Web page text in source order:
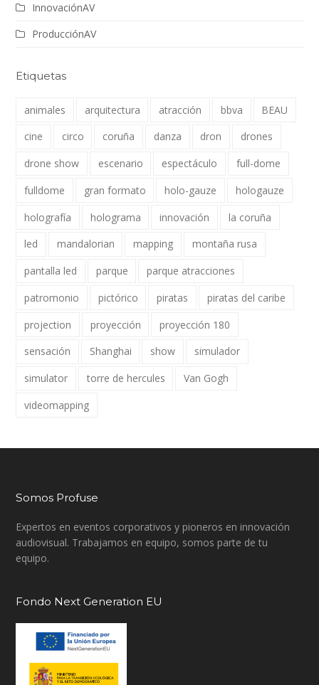
InnovaciónAV
ProducciónAV
Etiquetas
animales arquitectura atracción bbva
BEAU
cine
circo coruña danza dron
drones
drone show
escenario espectáculo
full-dome
fulldome
gran formato holo-gauze
hologauze
holografía
holograma innovación
la coruña
led
mandalorian mapping
montaña rusa
pantalla led
parque
parque atracciones
patromonio
pictórico piratas
piratas del caribe
projection
proyección
proyección 180
sensación
Shanghai show
simulador
simulator
torre de hercules
Van Gogh
videomapping
Somos Profuse
Expertos en eventos corporativos y pioneros en innovación
audiovisual. Trabajamos en equipo, somos parte de tu
equipo.
Fondo Next Generation EU